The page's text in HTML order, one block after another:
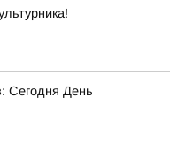
Сегодня День